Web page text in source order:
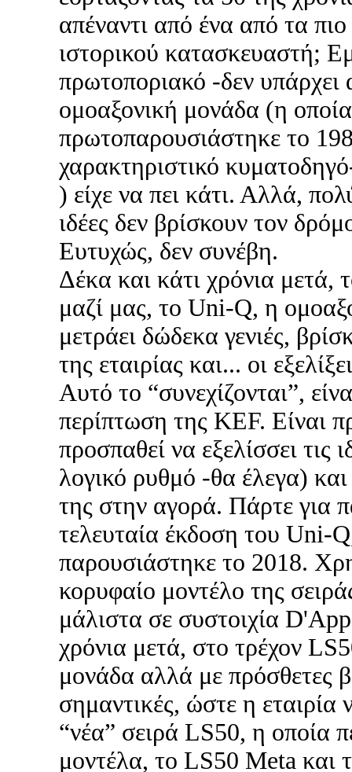
απέναντι από ένα από τα
ιστορικού κατασκευαστή;
πρωτοποριακό -δεν υπάρχει
ομοαξονική μονάδα (η οποία
πρωτοπαρουσιάστηκε το
χαρακτηριστικό
) είχε να πει κάτι. Αλλά,
ιδέες δεν βρίσκουν τον
Ευτυχώς, δεν συνέβη.
Δέκα και κάτι χρόνια μετά,
μαζί μας, το Uni-Q, η
μετράει δώδεκα γενιές,
της εταιρίας και... οι
Αυτό το “συνεχίζονται”,
περίπτωση της KEF. Είναι
προσπαθεί να εξελίσσει τις
λογικό ρυθμό -θα έλεγα)
της στην αγορά. Πάρτε για
τελευταία έκδοση του Uni-
παρουσιάστηκε το 2018.
κορυφαίο μοντέλο της
μάλιστα σε συστοιχία
χρόνια μετά, στο τρέχον
μονάδα αλλά με πρόσθετες
σημαντικές, ώστε η εταιρία
“νέα” σειρά LS50, η οποία
μοντέλα, το LS50 Meta και